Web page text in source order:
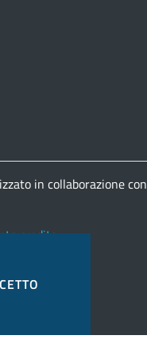
in collaborazione con
credits